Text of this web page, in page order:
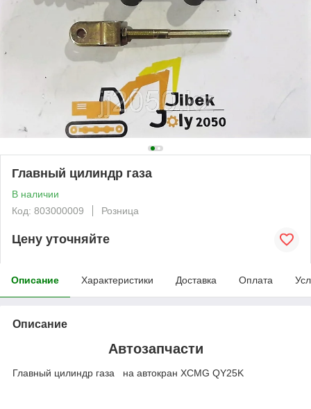
Главный цилиндр газа
В наличии
Код: 803000009
Розница
Цену уточняйте
Описание Характеристики Доставка Оплата
Описание
Автозапчасти
Главный цилиндр газа на автокран XCMG QY25K